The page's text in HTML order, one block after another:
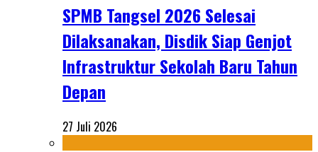
SPMB Tangsel 2026 Selesai
Dilaksanakan, Disdik Siap Genjot
Infrastruktur Sekolah Baru Tahun
Depan
27 Juli 2026